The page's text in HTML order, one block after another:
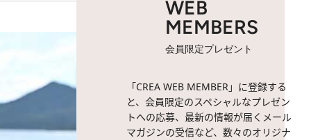
WEB
MEMBERS
会員限定プレゼント
「CREA WEB MEMBER」に登録する
と、会員限定のスペシャルなプレゼン
トへの応募、最新の情報が届くメール
マガジンの受信など、数々のオリジナ